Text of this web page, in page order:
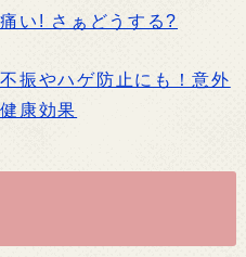
い! さぁどうする?
振やハゲ防止にも！意外
康効果